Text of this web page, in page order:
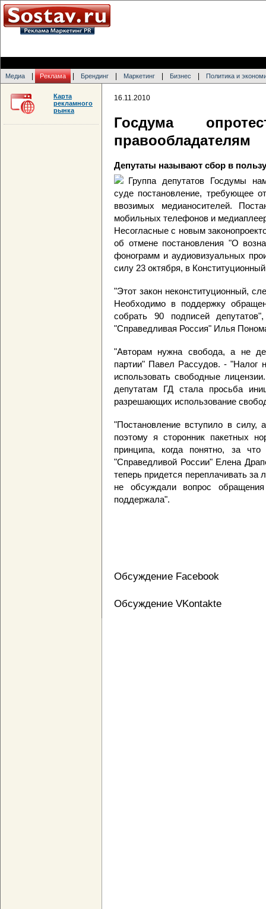
Медиа Реклама Брендинг Маркетинг Бизнес Политика и
16.11.2010
Госдума
правообладателям
Депутаты называют сбор в
Группа депутатов Госдумы
суде постановление, требующее
ввозимых медианосителей.
мобильных телефонов и
Несогласные с новым
об отмене постановления "О
фонограмм и аудиовизуальных
силу 23 октября, в
"Этот закон неконституционный,
Необходимо в поддержку
собрать 90 подписей
"Справедливая Россия" Илья
"Авторам нужна свобода, а не
партии" Павел Рассудов. - "Налог
использовать свободные
депутатам ГД стала просьба
разрешающих использование
"Постановление вступило в силу,
поэтому я сторонник пакетных
принципа, когда понятно, за
"Справедливой России" Елена
теперь придется переплачивать
не обсуждали вопрос
поддержала".
Обсуждение Facebook
Обсуждение VKontakte
Карта
рекламного
рынка